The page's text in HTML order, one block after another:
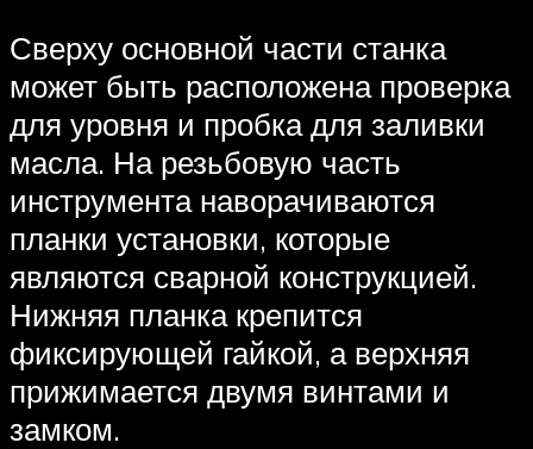
Сверху основной части станка
может быть расположена проверка
для уровня и пробка для заливки
масла. На резьбовую часть
инструмента наворачиваются
планки установки, которые
являются сварной конструкцией.
Нижняя планка крепится
фиксирующей гайкой, а верхняя
прижимается двумя винтами и
замком.